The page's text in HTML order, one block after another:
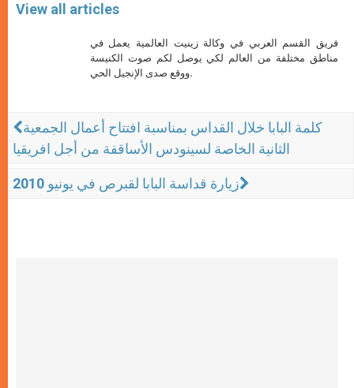
View all articles
فريق القسم العربي في وكالة زينيت العالمية يعمل في
مناطق مختلفة من العالم لكي يوصل لكم صوت الكنيسة
ووقع صدى الإنجيل الحي.
كلمة البابا خلال القداس بمناسبة افتتاح أعمال الجمعية
الثانية الخاصة لسينودس الأساقفة من أجل افريقيا
زيارة قداسة البابا لقبرص في يونيو 2010